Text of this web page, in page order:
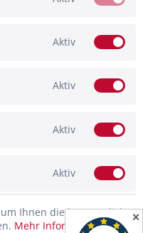
✕
Aktiv
Aktiv
Aktiv
Aktiv
Ihnen die bestmögliche
Mehr Informationen